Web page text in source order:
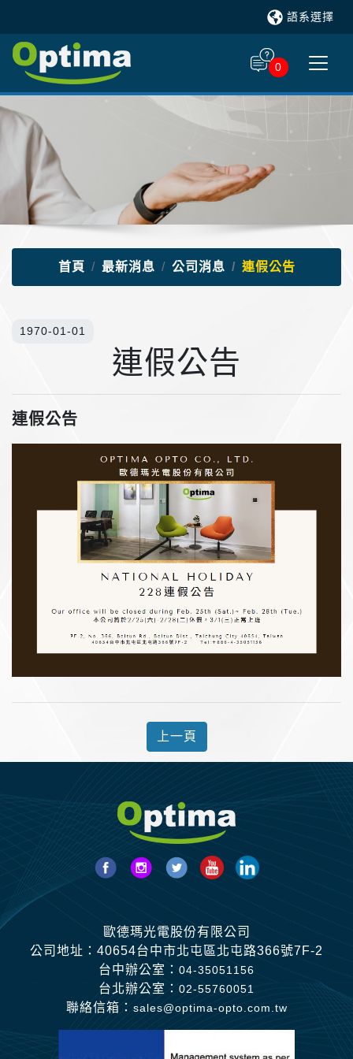
語系選擇
0
首頁 最新消息 公司消息 連假公告
1970-01-01
連假公告
連假公告
上一頁
歐德瑪光電股份有限公司
公司地址：40654台中市北屯區北屯路366號7F-2
台中辦公室： 04-35051156
台北辦公室： 02-55760051
聯絡信箱： sales@optima-opto.com.tw